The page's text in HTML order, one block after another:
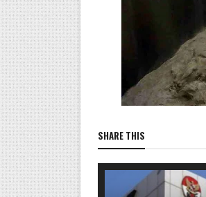
SHARE THIS